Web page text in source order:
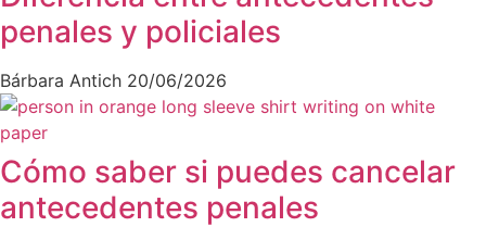
penales y policiales
Bárbara Antich 20/06/2026
Cómo saber si puedes cancelar
antecedentes penales